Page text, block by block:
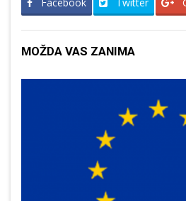
MOŽDA VAS ZANIMA